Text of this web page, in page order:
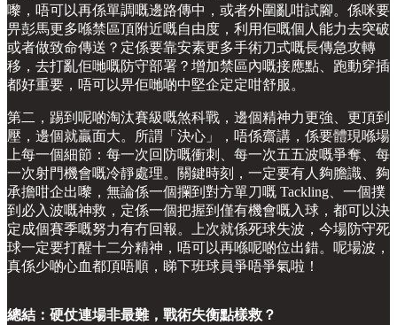
嚟，唔可以再係單調嘅邊路傳中，或者外圍亂咁試腳。係咪要
畀彭馬更多喺禁區頂附近嘅自由度，利用佢嘅個人能力去突破
或者做致命傳送？定係要靠安素更多手術刀式嘅長傳急攻轉
移，去打亂佢哋嘅防守部署？增加禁區內嘅接應點、跑動穿插
都好重要，唔可以畀佢哋啲中堅企定定咁舒服。
第二，踢到呢啲淘汰賽級嘅煞科戰，邊個精神力更強、更頂到
壓，邊個就贏面大。所謂「決心」，唔係齋講，係要體現喺場
上每一個細節：每一次回防嘅衝刺、每一次五五波嘅爭奪、每
一次射門機會嘅冷靜處理。關鍵時刻，一定要有人夠膽識、夠
承擔咁企出嚟，無論係一個攔到對方單刀嘅 Tackling、一個撲
到必入波嘅神救，定係一個把握到僅有機會嘅入球，都可以決
定成個賽季嘅努力有冇回報。上次就係死球失波，今場防守死
球一定要打醒十二分精神，唔可以再喺呢啲位出錯。呢場波，
真係少啲心血都頂唔順，睇下班球員爭唔爭氣啦！
總結：硬仗連場非最難，戰術失衡點樣救？